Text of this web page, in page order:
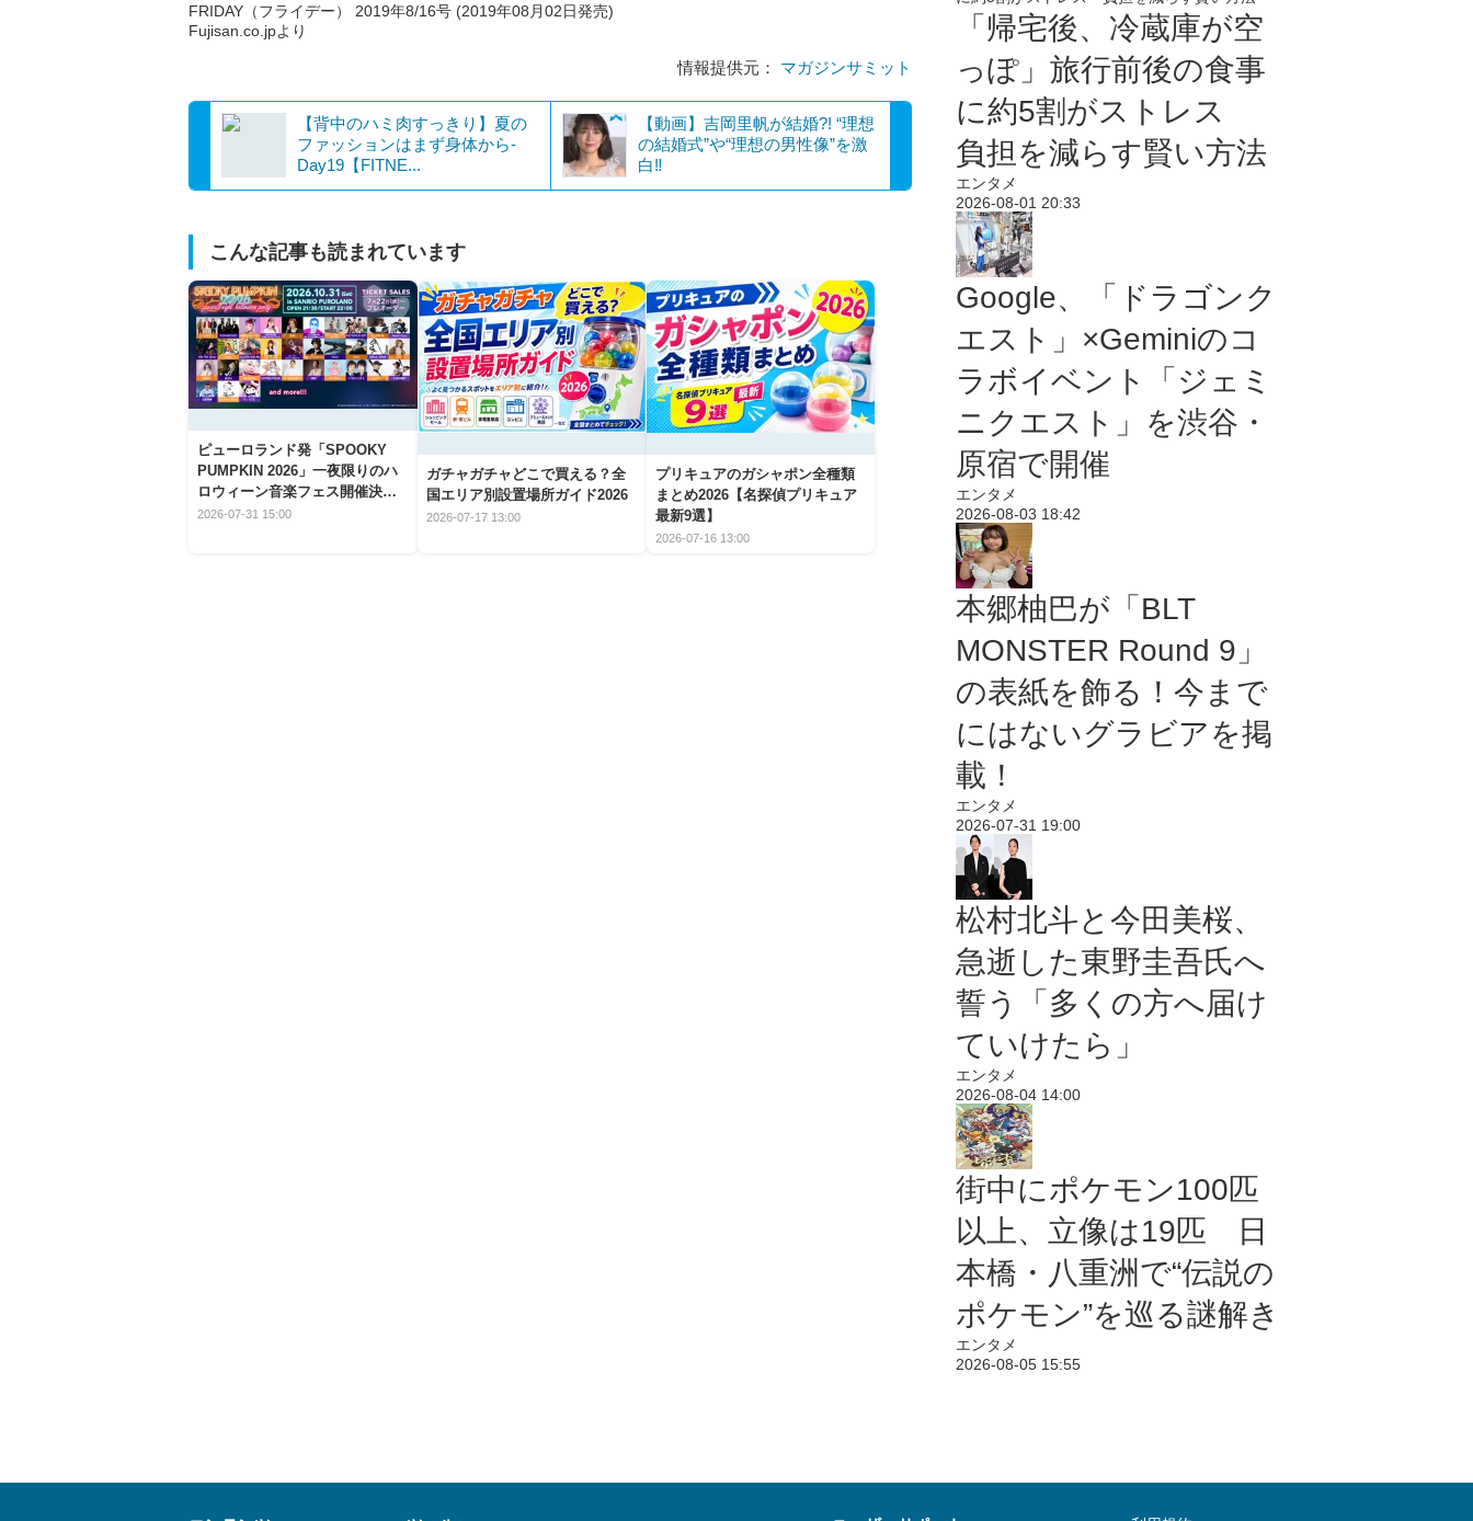
FRIDAY（フライデー） 2019年8/16号 (2019年08月02日発売)
Fujisan.co.jpより
情報提供元： マガジンサミット
【背中のハミ肉すっきり】夏の
ファッションはまず身体から-
Day19【FITNE...
【動画】吉岡里帆が結婚?! “理想
の結婚式”や“理想の男性像”を激
白‼
こんな記事も読まれています
ピューロランド発「SPOOKY
PUMPKIN 2026」一夜限りのハ
ロウィーン音楽フェス開催決
定！
2026-07-31 15:00
ガチャガチャどこで買える？全
国エリア別設置場所ガイド2026
2026-07-17 13:00
プリキュアのガシャポン全種類
まとめ2026【名探偵プリキュア
最新9選】
2026-07-16 13:00
「帰宅後、冷蔵庫が空
っぽ」旅行前後の食事
に約5割がストレス
負担を減らす賢い方法
エンタメ
2026-08-01 20:33
Google、「ドラゴンク
エスト」×Geminiのコ
ラボイベント「ジェミ
ニクエスト」を渋谷・
原宿で開催
エンタメ
2026-08-03 18:42
本郷柚巴が「BLT
MONSTER Round 9」
の表紙を飾る！今まで
にはないグラビアを掲
載！
エンタメ
2026-07-31 19:00
松村北斗と今田美桜、
急逝した東野圭吾氏へ
誓う「多くの方へ届け
ていけたら」
エンタメ
2026-08-04 14:00
街中にポケモン100匹
以上、立像は19匹 日
本橋・八重洲で“伝説の
ポケモン”を巡る謎解き
エンタメ
2026-08-05 15:55